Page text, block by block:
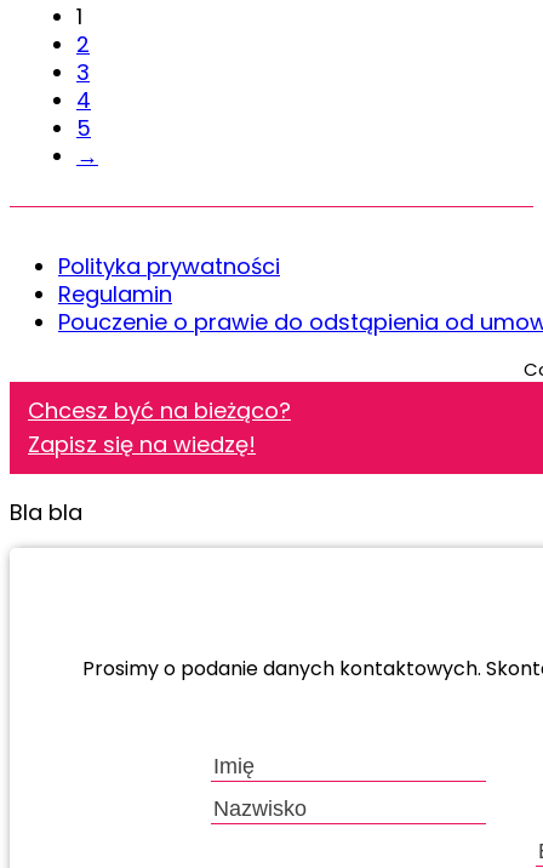
1
2
3
4
5
→
Polityka prywatności
Regulamin
Pouczenie o prawie do odstąpienia od
Chcesz być na bieżąco?
Zapisz się na wiedzę!
Bla bla
Prosimy o podanie danych kontaktowych.